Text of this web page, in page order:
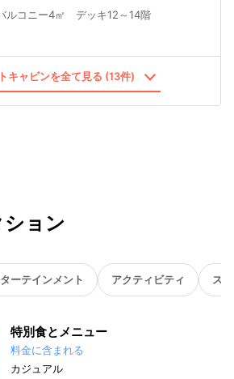
ルコニー4㎡ デッキ12～14階
キャビンを全て見る (13件)
ョン
ーテインメント アクティビティ ス
特別食とメニュー
料金に含まれる
カジュアル